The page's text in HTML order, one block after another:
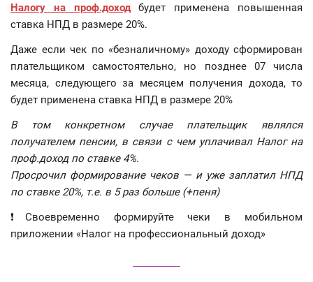
Налогу на проф.доходбудет применена повышенная
ставка НПД в размере 20%.
Даже если чек по «безналичному» доходу сформирован
плательщиком самостоятельно, но позднее 07 числа
месяца, следующего за месяцем получения дохода, то
будет применена ставка НПД в размере 20%
В том конкретном случае плательщик являлся
получателем пенсии, в связи с чем уплачивал Налог на
проф.доход по ставке 4%.
Просрочил формирование чеков — и уже заплатил НПД
по ставке 20%, т.е. в 5 раз больше (+пеня)
❗️Своевременно формируйте чеки в мобильном
приложении «Налог на профессиональный доход»